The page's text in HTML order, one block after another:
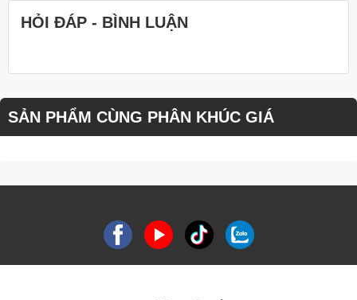
HỎI ĐÁP - BÌNH LUẬN
SẢN PHẨM CÙNG PHÂN KHÚC GIÁ